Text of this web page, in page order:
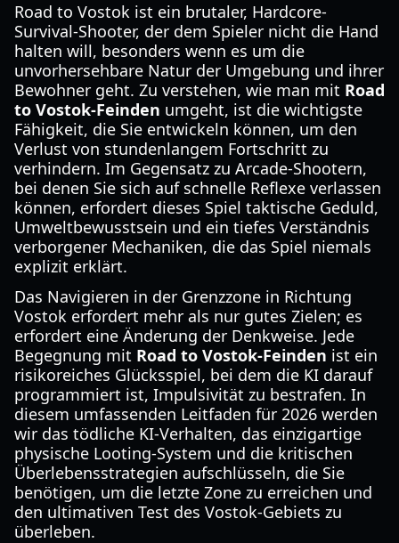
Road to Vostok ist ein brutaler, Hardcore-
Survival-Shooter, der dem Spieler nicht die Hand
halten will, besonders wenn es um die
unvorhersehbare Natur der Umgebung und ihrer
Bewohner geht. Zu verstehen, wie man mit Road
to Vostok-Feinden umgeht, ist die wichtigste
Fähigkeit, die Sie entwickeln können, um den
Verlust von stundenlangem Fortschritt zu
verhindern. Im Gegensatz zu Arcade-Shootern,
bei denen Sie sich auf schnelle Reflexe verlassen
können, erfordert dieses Spiel taktische Geduld,
Umweltbewusstsein und ein tiefes Verständnis
verborgener Mechaniken, die das Spiel niemals
explizit erklärt.
Das Navigieren in der Grenzzone in Richtung
Vostok erfordert mehr als nur gutes Zielen; es
erfordert eine Änderung der Denkweise. Jede
Begegnung mit Road to Vostok-Feinden ist ein
risikoreiches Glücksspiel, bei dem die KI darauf
programmiert ist, Impulsivität zu bestrafen. In
diesem umfassenden Leitfaden für 2026 werden
wir das tödliche KI-Verhalten, das einzigartige
physische Looting-System und die kritischen
Überlebensstrategien aufschlüsseln, die Sie
benötigen, um die letzte Zone zu erreichen und
den ultimativen Test des Vostok-Gebiets zu
überleben.